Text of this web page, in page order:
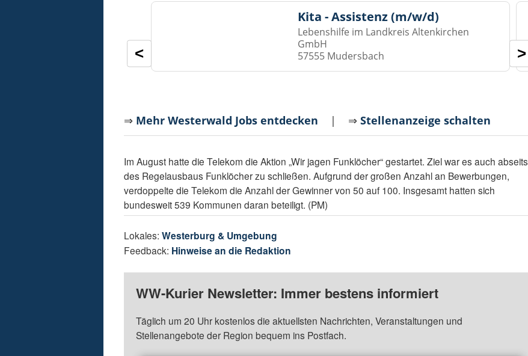
Kita - Assistenz (m/w/d)
Lebenshilfe im Landkreis Altenkirchen
GmbH
57555 Mudersbach
< >
⇒ Mehr Westerwald Jobs entdecken | ⇒Stellenanzeige schalten
Im August hatte die Telekom die Aktion „Wir jagen Funklöcher“ gestartet. Ziel war es auch abseits
des Regelausbaus Funklöcher zu schließen. Aufgrund der großen Anzahl an Bewerbungen,
verdoppelte die Telekom die Anzahl der Gewinner von 50 auf 100. Insgesamt hatten sich
bundesweit 539 Kommunen daran beteiligt. (PM)
Lokales:Westerburg & Umgebung
Feedback: Hinweise an die Redaktion
WW-Kurier Newsletter: Immer bestens informiert
Täglich um 20 Uhr kostenlos die aktuellsten Nachrichten, Veranstaltungen und
Stellenangebote der Region bequem ins Postfach.